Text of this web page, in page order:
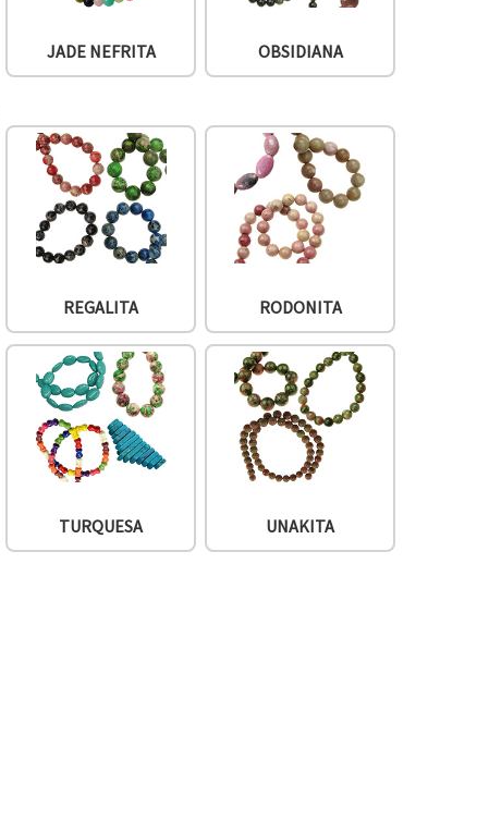
JADE NEFRITA OBSIDIANA
REGALITA RODONITA
TURQUESA UNAKITA